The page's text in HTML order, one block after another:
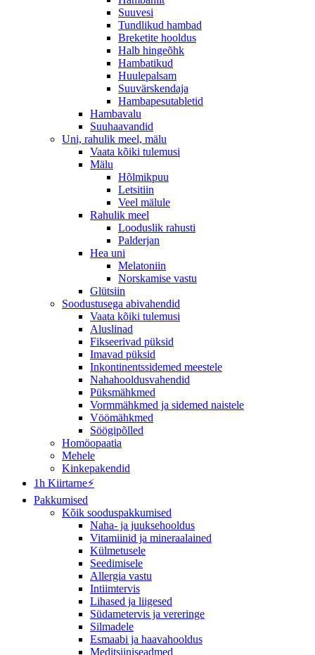
Suuvesi
Tundlikud hambad
Breketite hooldus
Halb hingeõhk
Hambatikud
Huulepalsam
Suuvärskendaja
Hambapesutabletid
Hambavalu
Suuhaavandid
Uni, rahulik meel, mälu
Vaata kõiki tulemusi
Mälu
Hõlmikpuu
Letsitiin
Veel mälule
Rahulik meel
Looduslik rahusti
Palderjan
Hea uni
Melatoniin
Norskamise vastu
Glütsiin
Soodustusega abivahendid
Vaata kõiki tulemusi
Aluslinad
Fikseerivad püksid
Imavad püksid
Inkontinentssidemed meestele
Nahahooldusvahendid
Püksmähkmed
Vormmähkmed ja sidemed naistele
Vöömähkmed
Söögipõlled
Homöopaatia
Mehele
Kinkepakendid
1h Kiirtarne⚡
Pakkumised
Kõik sooduspakkumised
Naha- ja juuksehooldus
Vitamiinid ja mineraalained
Külmetusele
Seedimisele
Allergia vastu
Intiimtervis
Lihased ja liigesed
Südametervis ja vereringe
Silmadele
Esmaabi ja haavahooldus
Meditsiiniseadmed